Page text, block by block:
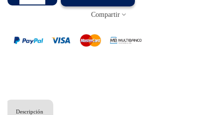
Compartir
Descripción